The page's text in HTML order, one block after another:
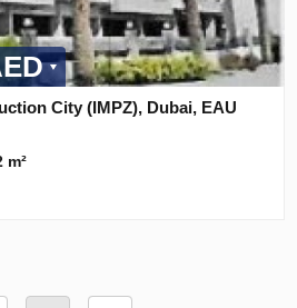
City (IMPZ), Dubai, EAU
m²